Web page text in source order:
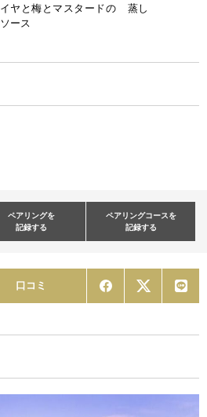
イヤと梅とマスタードの
ソース
蒸し
ペアリングを
記録する
ペアリングコースを
記録する
口コミ